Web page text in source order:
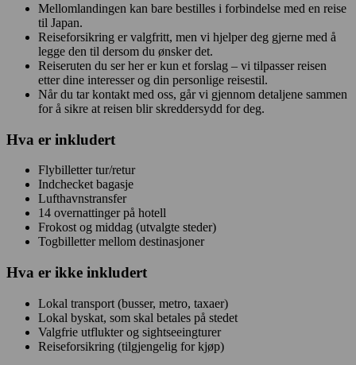
Mellomlandingen kan bare bestilles i forbindelse med en reise
til Japan.
Reiseforsikring er valgfritt, men vi hjelper deg gjerne med å
legge den til dersom du ønsker det.
Reiseruten du ser her er kun et forslag – vi tilpasser reisen
etter dine interesser og din personlige reisestil.
Når du tar kontakt med oss, går vi gjennom detaljene sammen
for å sikre at reisen blir skreddersydd for deg.
Hva er inkludert
Flybilletter tur/retur
Indchecket bagasje
Lufthavnstransfer
14 overnattinger på hotell
Frokost og middag (utvalgte steder)
Togbilletter mellom destinasjoner
Hva er ikke inkludert
Lokal transport (busser, metro, taxaer)
Lokal byskat, som skal betales på stedet
Valgfrie utflukter og sightseeingturer
Reiseforsikring (tilgjengelig for kjøp)